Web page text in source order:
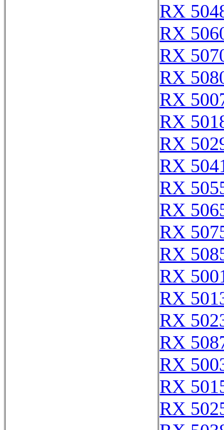
RX
RX
RX
RX
RX
RX
RX
RX
RX
RX
RX
RX
RX
RX
RX
RX
RX
RX
RX